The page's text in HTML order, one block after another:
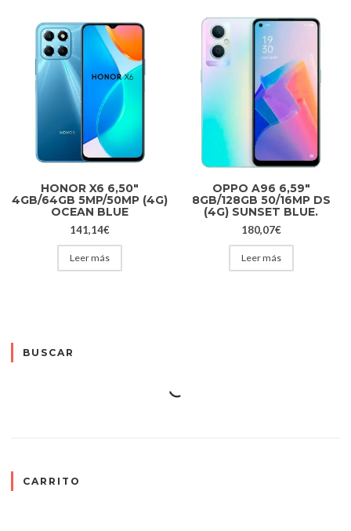
HONOR X6 6,50″
4GB/64GB 5MP/50MP (4G)
OCEAN BLUE
141,14€
Leer más
OPPO A96 6,59″
8GB/128GB 50/16MP DS
(4G) SUNSET BLUE.
180,07€
Leer más
BUSCAR
CARRITO